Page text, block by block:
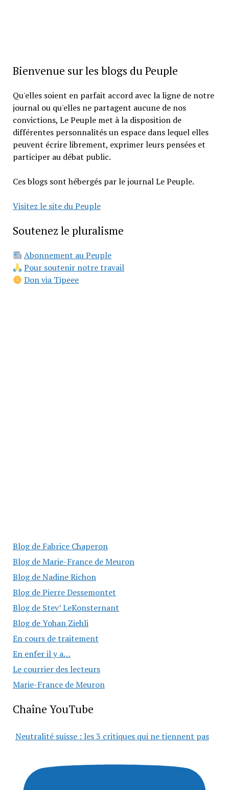
Bienvenue sur les blogs du Peuple
Qu'elles soient en parfait accord avec la ligne de notre
journal ou qu'elles ne partagent aucune de nos
convictions, Le Peuple met à la disposition de
différentes personnalités un espace dans lequel elles
peuvent écrire librement, exprimer leurs pensées et
participer au débat public.
Ces blogs sont hébergés par le journal Le Peuple.
Visitez le site du Peuple
Soutenez le pluralisme
Abonnement au Peuple
Pour soutenir notre travail
Don via Tipeee
Blog de Fabrice Chaperon
Blog de Marie-France de Meuron
Blog de Nadine Richon
Blog de Pierre Dessemontet
Blog de Stev’ LeKonsternant
Blog de Yohan Ziehli
En cours de traitement
En enfer il y a…
Le courrier des lecteurs
Marie-France de Meuron
Chaîne YouTube
Neutralité suisse : les 3 critiques qui ne tiennent pas